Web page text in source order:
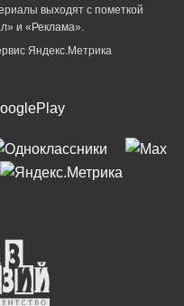
выходят с пометкой
и «Реклама».
Яндекс.Метрика